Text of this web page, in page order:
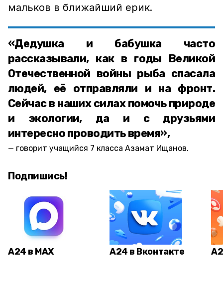
мальков в ближайший ерик.
«Дедушка и бабушка часто
рассказывали, как в годы Великой
Отечественной войны рыба спасала
людей, её отправляли и на фронт.
Сейчас в наших силах помочь природе
и экологии, да и с друзьями
интересно проводить время»,
говорит учащийся 7 класса Азамат Ищанов.
Подпишись!
А24 в MAX А24 в Вконтакте